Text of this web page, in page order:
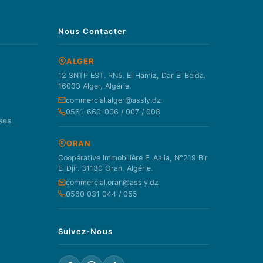
Nous Contacter
ALGER
12 SNTP EST. RN5. El Hamiz, Dar El Beida.
16033 Alger, Algérie.
commercial.alger@assly.dz
0561-660-006 / 007 / 008
ORAN
Coopérative Immobilière El Aalia, N°219 Bir
El Djir. 31130 Oran, Algérie.
commercial.oran@assly.dz
0560 031 044 / 055
Suivez-Nous